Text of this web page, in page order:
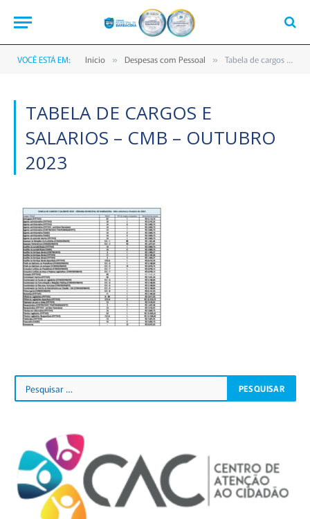
VOCÊ ESTÁ EM: Início » Despesas com Pessoal » Tabela de cargos e salarios – CMB – Outubro 2023
TABELA DE CARGOS E
SALARIOS – CMB – OUTUBRO
2023